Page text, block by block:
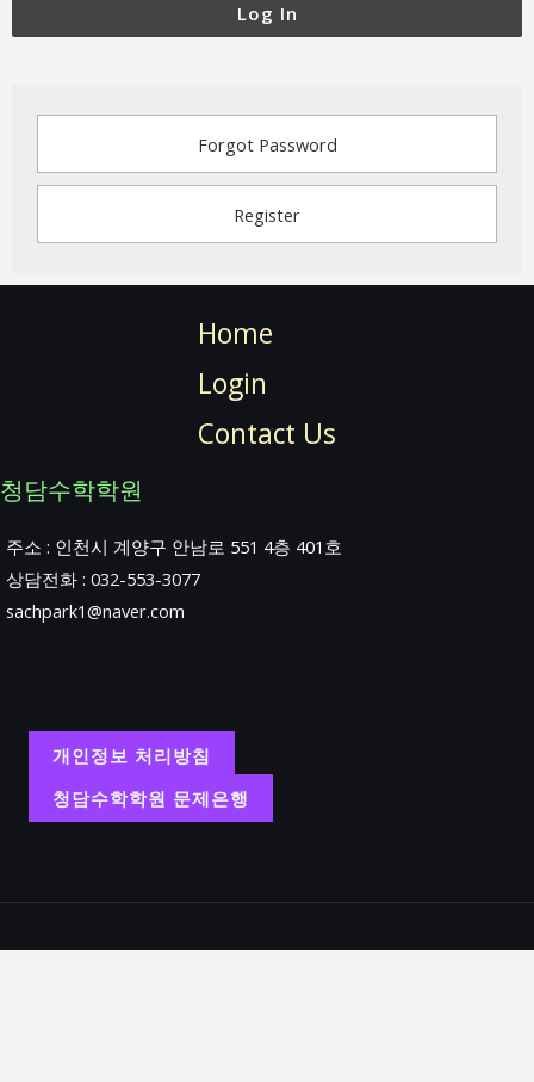
Log In
Forgot Password
Register
Home
Login
Contact Us
청담수학학원
주소 : 인천시 계양구 안남로 551 4층 401호
상담전화 : 032-553-3077
sachpark1@naver.com
개인정보 처리방침
청담수학학원 문제은행